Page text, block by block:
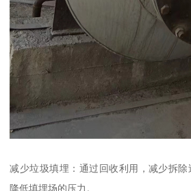
减少垃圾填埋：通过回收利用，减少拆除
降低填埋场的压力。